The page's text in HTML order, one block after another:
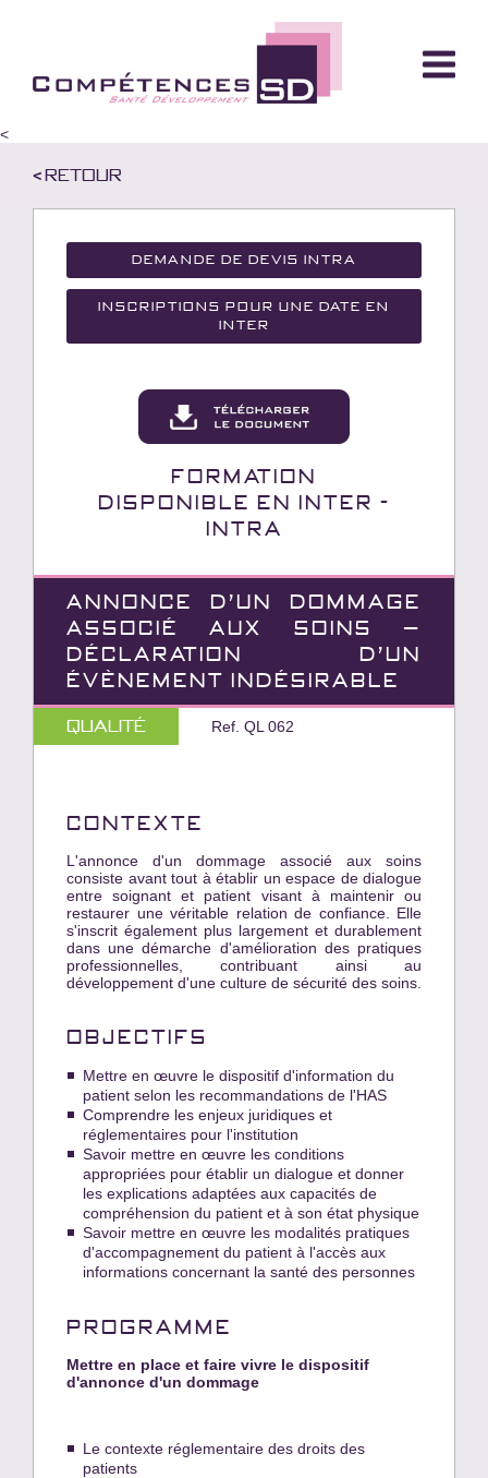
<
< Retour
Demande de devis Intra
Inscriptions pour une date en
inter
Formation
Disponible en INTER -
INTRA
ANNONCE D'UN DOMMAGE
ASSOCIÉ AUX SOINS –
DÉCLARATION D'UN
ÉVÈNEMENT INDÉSIRABLE
Qualité Ref. QL 062
CONTEXTE
L'annonce d'un dommage associé aux soins
consiste avant tout à établir un espace de dialogue
entre soignant et patient visant à maintenir ou
restaurer une véritable relation de confiance. Elle
s'inscrit également plus largement et durablement
dans une démarche d'amélioration des pratiques
professionnelles, contribuant ainsi au
développement d'une culture de sécurité des soins.
OBJECTIFS
Mettre en œuvre le dispositif d'information du
patient selon les recommandations de l'HAS
Comprendre les enjeux juridiques et
réglementaires pour l'institution
Savoir mettre en œuvre les conditions
appropriées pour établir un dialogue et donner
les explications adaptées aux capacités de
compréhension du patient et à son état physique
Savoir mettre en œuvre les modalités pratiques
d'accompagnement du patient à l'accès aux
informations concernant la santé des personnes
PROGRAMME
Mettre en place et faire vivre le dispositif
d'annonce d'un dommage
Le contexte réglementaire des droits des
patients